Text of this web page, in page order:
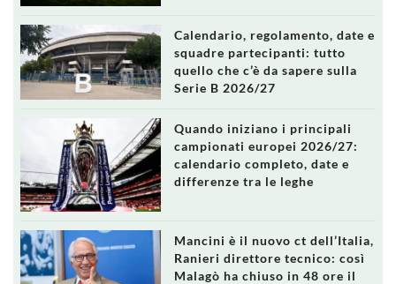
Calendario, regolamento, date e
squadre partecipanti: tutto
quello che c’è da sapere sulla
Serie B 2026/27
Quando iniziano i principali
campionati europei 2026/27:
calendario completo, date e
differenze tra le leghe
Mancini è il nuovo ct dell’Italia,
Ranieri direttore tecnico: così
Malagò ha chiuso in 48 ore il